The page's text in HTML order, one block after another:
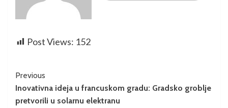
Post Views: 152
Previous
Inovativna ideja u francuskom gradu: Gradsko groblje
pretvorili u solarnu elektranu